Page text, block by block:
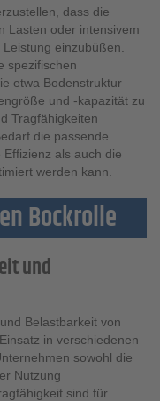
dass die
Lasten oder intensivem
einzubüßen.
spezifischen
etwa Bodenstruktur
und -kapazität zu
Tragfähigkeiten
die passende
als auch die
werden kann.
Bockrolle
und
Belastbarkeit von
in verschiedenen
sowohl die
Nutzung
sind für